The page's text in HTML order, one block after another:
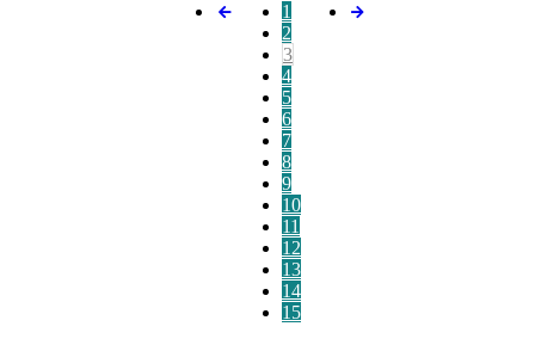
1
2
3
4
5
6
7
8
9
10
11
12
13
14
15